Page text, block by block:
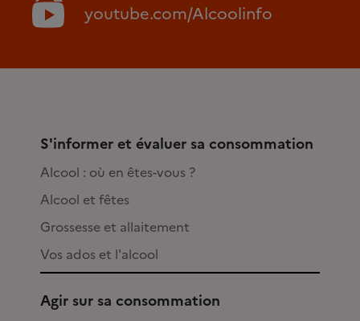
youtube.com/Alcoolinfo
S'informer et évaluer sa consommation
Alcool : où en êtes-vous ?
Alcool et fêtes
Grossesse et allaitement
Vos ados et l'alcool
Agir sur sa consommation